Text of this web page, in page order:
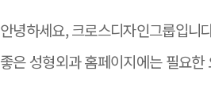
안녕하세요, 크로스디자인그룹입니
좋은 성형외과 홈페이지에는 필요한